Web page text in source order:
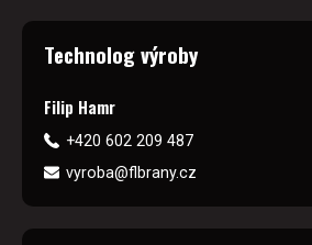
Technolog výroby
Filip Hamr
+420 602 209 487
vyroba@flbrany.cz